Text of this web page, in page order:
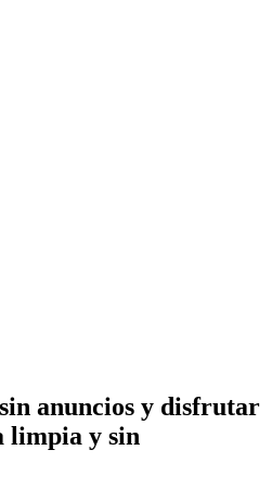
anuncios y disfrutar
limpia y sin